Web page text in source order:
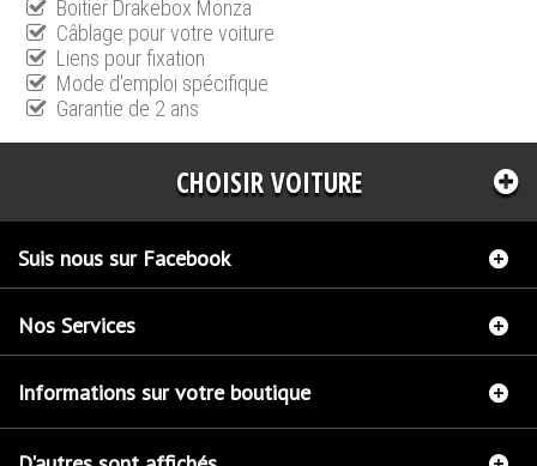
Boitier Drakebox Monza
Câblage pour votre voiture
Liens pour fixation
Mode d'emploi spécifique
Garantie de 2 ans
CHOISIR VOITURE
Suis nous sur Facebook
Nos Services
Informations sur votre boutique